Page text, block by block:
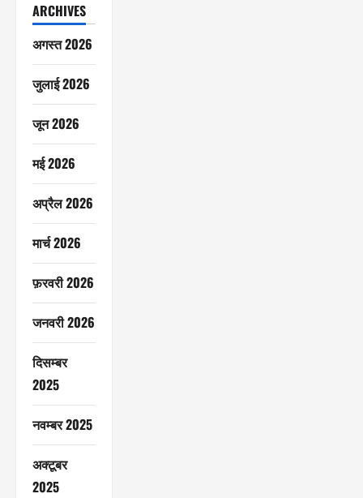
ARCHIVES
अगस्त 2026
जुलाई 2026
जून 2026
मई 2026
अप्रैल 2026
मार्च 2026
फ़रवरी 2026
जनवरी 2026
दिसम्बर
2025
नवम्बर 2025
अक्टूबर
2025